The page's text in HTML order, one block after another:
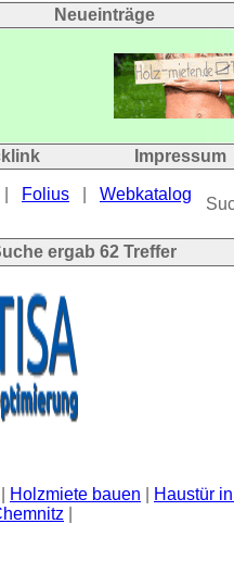
Neueinträge
Impressum
Folius
Webkatalog
ergab 62 Treffer
Holzmiete bauen Haustür